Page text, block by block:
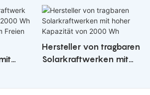
Hersteller von tragbaren
Solarkraftwerken mit